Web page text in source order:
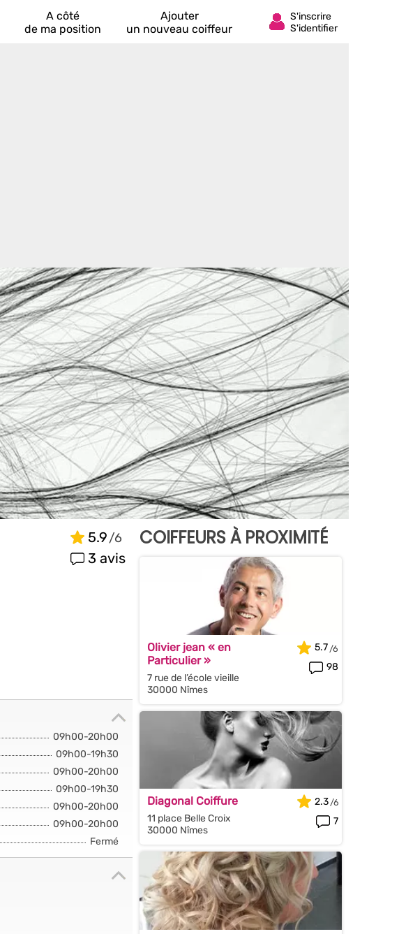
A côté
de ma position
Ajouter
un nouveau coiffeur
5.9
3 avis
09h00-20h00
09h00-19h30
09h00-20h00
09h00-19h30
09h00-20h00
09h00-20h00
Fermé
COIFFEURS À PROXIMITÉ
Olivier jean « en
Particulier »
7 rue de l’école vieille
30000 Nîmes
5.7
98
Diagonal Coiffure
11 place Belle Croix
30000 Nîmes
2.3
7